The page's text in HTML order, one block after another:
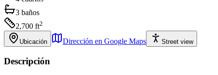
3 baños
2,700 ft2
Ubicación Dirección en Google Maps Street view
Descripción